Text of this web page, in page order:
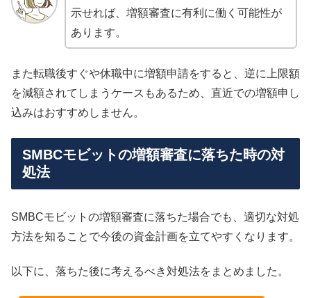
示せれば、増額審査に有利に働く可能性が
あります。
また転職後すぐや休職中に増額申請をすると、逆に上限額
を減額されてしまうケースもあるため、直近での増額申し
込みはおすすめしません。
SMBCモビットの増額審査に落ちた時の対
処法
SMBCモビットの増額審査に落ちた場合でも、適切な対処
方法を知ることで今後の資金計画を立てやすくなります。
以下に、落ちた後に考えるべき対処法をまとめました。